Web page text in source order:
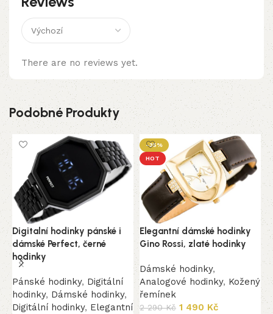
There are no reviews yet.
Podobné Produkty
Digitalní hodinky pánské i
dámské Perfect, černé
hodinky
Pánské hodinky, Digitální
hodinky, Dámské hodinky,
Digitální hodinky, Elegantní
-35%
HOT
Elegantní dámské hodinky
Gino Rossi, zlaté hodinky
Dámské hodinky,
Analogové hodinky, Kožený
řemínek
2 290Kč 1 490 Kč